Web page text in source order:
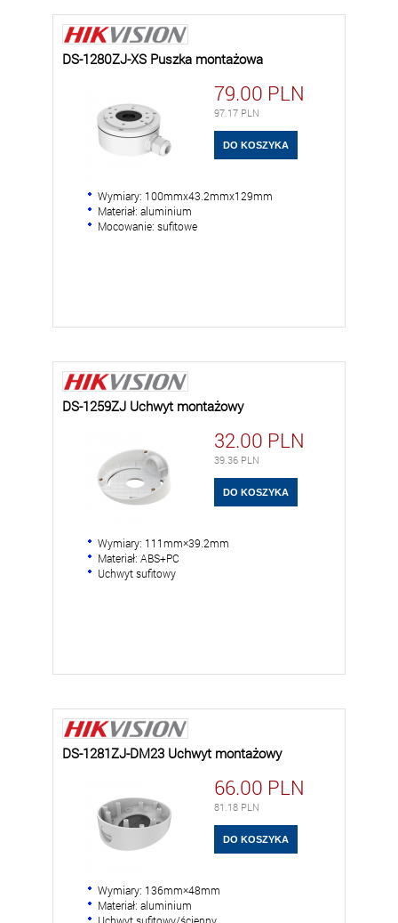
DS-1280ZJ-XS Puszka montażowa
79.00 PLN
97.17 PLN
Wymiary: 100mmx43.2mmx129mm
Materiał: aluminium
Mocowanie: sufitowe
DS-1259ZJ Uchwyt montażowy
32.00 PLN
39.36 PLN
Wymiary: 111mm×39.2mm
Materiał: ABS+PC
Uchwyt sufitowy
DS-1281ZJ-DM23 Uchwyt montażowy
66.00 PLN
81.18 PLN
Wymiary: 136mm×48mm
Materiał: aluminium